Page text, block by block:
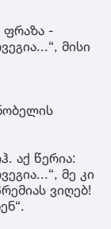
ფრაზა -
მისი
აქ წერია:
მე კი
ვიღებ!